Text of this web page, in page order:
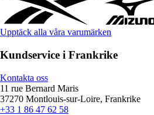
Upptäck alla våra varumärken
Kundservice i Frankrike
Kontakta oss
11 rue Bernard Maris
37270 Montlouis-sur-Loire, Frankrike
+33 1 86 47 62 58